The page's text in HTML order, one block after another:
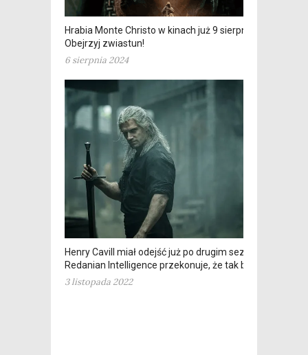
Hrabia Monte Christo w kinach już 9 sierpnia.
Obejrzyj zwiastun!
6 sierpnia 2024
Henry Cavill miał odejść już po drugim sezonie?
Redanian Intelligence przekonuje, że tak było
3 listopada 2022